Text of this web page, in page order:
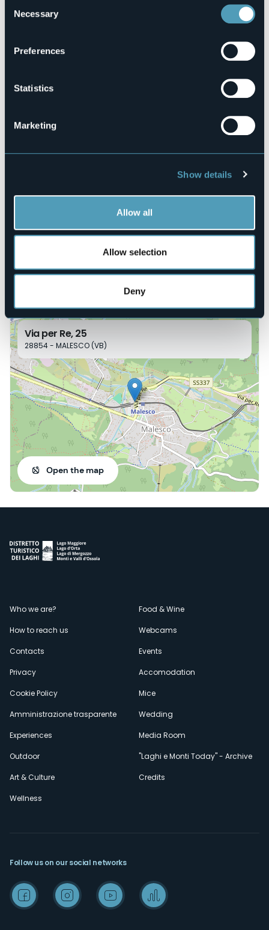
Selection
Necessary
Preferences
Statistics
Marketing
Show details
Allow all
Allow selection
Deny
Conference hall
Swimming pool
Sì
Number of beds
https://albergopanorama.eu/
+39 379 2755984
Book here
Via per Re, 25
28854 - MALESCO (VB)
Open the map
Menù
secondario
Who we are?
How to reach us
Contacts
Privacy
Cookie Policy
Amministrazione trasparente
Experiences
Outdoor
Art & Culture
Wellness
Food & Wine
Webcams
Events
Accomodation
Mice
Wedding
Media Room
"Laghi e Monti Today" - Archive
Credits
Follow us on our social networks